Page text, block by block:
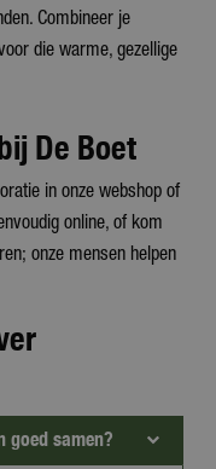
Combineer je
die warme, gezellige
De Boet
in onze webshop of
online, of kom
onze mensen helpen
goed samen?